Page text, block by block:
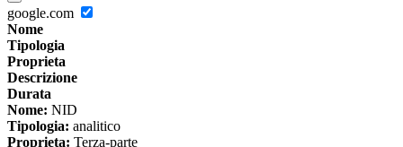
google.com
Nome
Tipologia
Proprieta
Descrizione
Durata
Nome: NID
Tipologia: analitico
Proprieta: Terza-parte